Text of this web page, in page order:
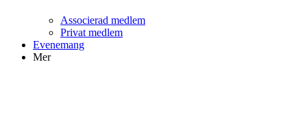
Associerad medlem
Privat medlem
Evenemang
Mer